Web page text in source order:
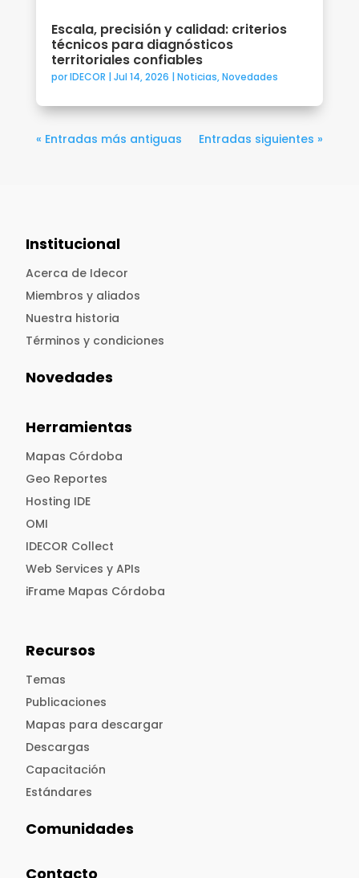
Escala, precisión y calidad: criterios
técnicos para diagnósticos
territoriales confiables
porIDECOR | Jul 14, 2026 | Noticias,Novedades
« Entradas más antiguas Entradas siguientes »
Institucional
Acerca de Idecor
Miembros y aliados
Nuestra historia
Términos y condiciones
Novedades
Herramientas
Mapas Córdoba
Geo Reportes
Hosting IDE
OMI
IDECOR Collect
Web Services y APIs
iFrame Mapas Córdoba
Recursos
Temas
Publicaciones
Mapas para descargar
Descargas
Capacitación
Estándares
Comunidades
Contacto